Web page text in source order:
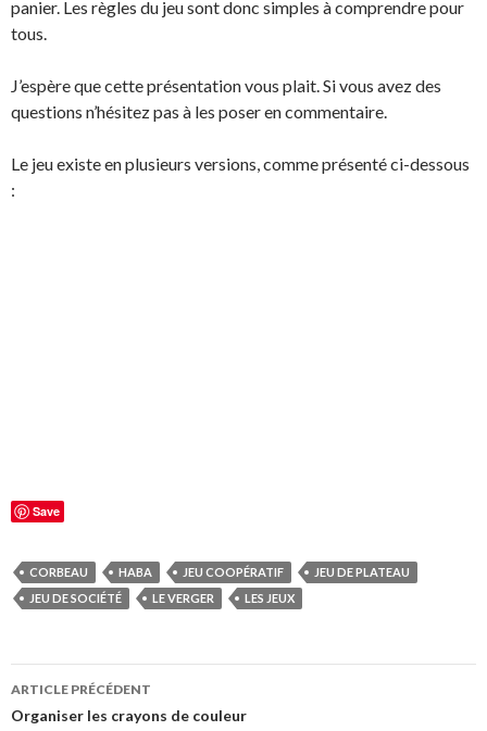
panier. Les règles du jeu sont donc simples à comprendre pour
tous.
J’espère que cette présentation vous plait. Si vous avez des
questions n’hésitez pas à les poser en commentaire.
Le jeu existe en plusieurs versions, comme présenté ci-dessous
:
Save
CORBEAU HABA JEU COOPÉRATIF
JEU DE PLATEAU
JEU DE SOCIÉTÉ
LE VERGER LES JEUX
Navigation
ARTICLE PRÉCÉDENT
Organiser les crayons de couleur